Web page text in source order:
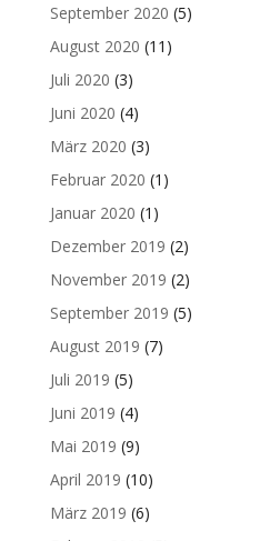
September 2020 (5)
August 2020 (11)
Juli 2020 (3)
Juni 2020 (4)
März 2020 (3)
Februar 2020 (1)
Januar 2020 (1)
Dezember 2019 (2)
November 2019 (2)
September 2019 (5)
August 2019 (7)
Juli 2019 (5)
Juni 2019 (4)
Mai 2019 (9)
April 2019 (10)
März 2019 (6)